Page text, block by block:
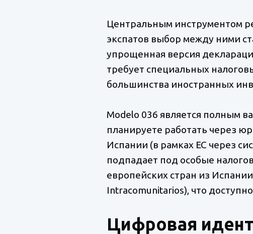
Центральным инструментом
экспатов выбор между ними
упрощенная версия
требует специальных
большинства иностранных
Modelo 036 является полным
планируете работать через
Испании (в рамках ЕС через
подпадает под особые
европейских стран из
Intracomunitarios), что
Цифровая